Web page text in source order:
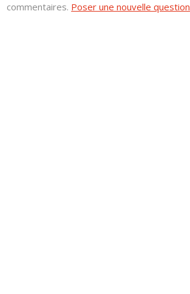
commentaires. Poser une nouvelle question